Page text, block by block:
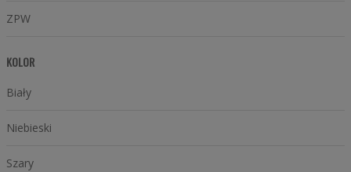
ZPW
KOLOR
Biały
Niebieski
Szary